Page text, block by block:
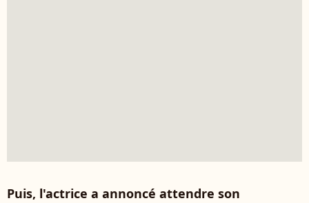
Puis, l'actrice a annoncé attendre son